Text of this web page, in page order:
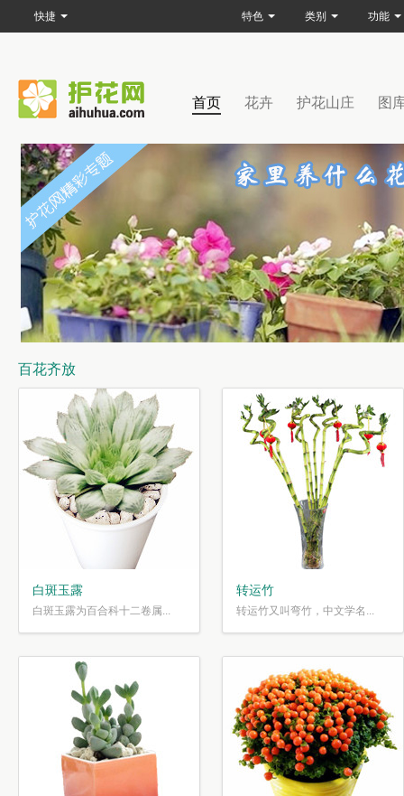
首页 花卉 护花山庄 图
百花齐放
白斑玉露
白斑玉露为百合科十二卷属...
转运竹
转运竹又叫弯竹，中文学名...
快捷 特色 类别 功能